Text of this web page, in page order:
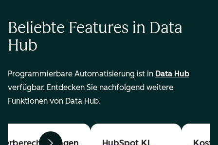
Beliebte Features in Data
Hub
Programmierbare Automatisierung ist in Data Hub
verfügbar. Entdecken Sie nachfolgend weitere
Funktionen von Data Hub.
HubSpot KI